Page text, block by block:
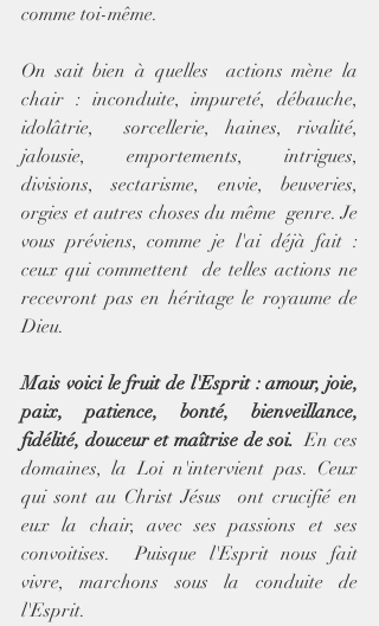
comme toi-même.
On sait bien à quelles  actions mène la
chair : inconduite, impureté, débauche,
idolâtrie,  sorcellerie, haines, rivalité,
jalousie, emportements, intrigues,
divisions, sectarisme, envie, beuveries,
orgies et autres choses du même  genre. Je
vous préviens, comme je l'ai déjà fait :
ceux qui commettent  de telles actions ne
recevront pas en héritage le royaume de
Dieu.
Mais voici le fruit de l'Esprit : amour, joie,
paix, patience, bonté, bienveillance,
fidélité, douceur et maîtrise de soi.
  En ces
domaines, la Loi n'intervient pas. Ceux
qui sont au Christ Jésus  ont crucifié en
eux la chair, avec ses passions et ses
convoitises.  Puisque l'Esprit nous fait
vivre, marchons sous la conduite de
l'Esprit.